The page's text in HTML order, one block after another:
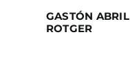
GASTÓN ABRIL
ROTGER